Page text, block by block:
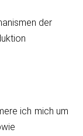
der
ich mich um